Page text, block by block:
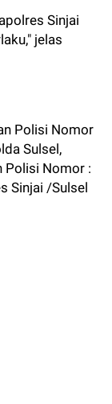
Sinjai
jelas
Polisi Nomor
Sulsel,
Polisi Nomor :
Sinjai /Sulsel